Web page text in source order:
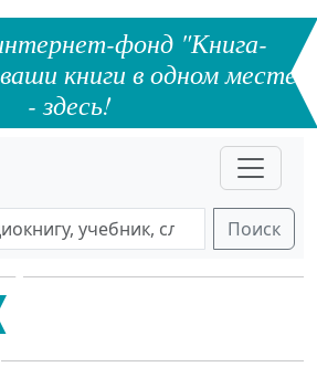
фонд "Книга-
книги в одном месте
- здесь!
Поиск